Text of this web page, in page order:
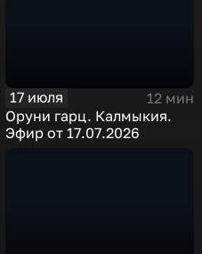
17 июля
12 мин
Оруни гарц. Калмыкия.
Эфир от 17.07.2026